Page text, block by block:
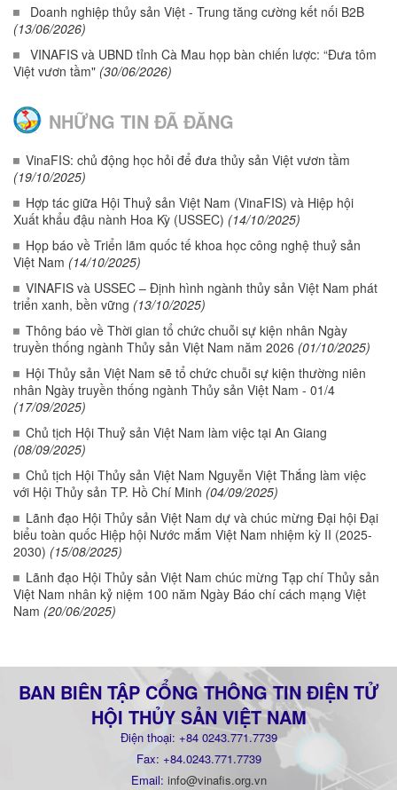
Doanh nghiệp thủy sản Việt - Trung tăng cường kết nối B2B
(13/06/2026)
VINAFIS và UBND tỉnh Cà Mau họp bàn chiến lược: “Đưa tôm
Việt vươn tầm" (30/06/2026)
NHỮNG TIN ĐÃ ĐĂNG
VinaFIS: chủ động học hỏi để đưa thủy sản Việt vươn tầm
(19/10/2025)
Hợp tác giữa Hội Thuỷ sản Việt Nam (VinaFIS) và Hiệp hội
Xuất khẩu đậu nành Hoa Kỳ (USSEC) (14/10/2025)
Họp báo về Triển lãm quốc tế khoa học công nghệ thuỷ sản
Việt Nam (14/10/2025)
VINAFIS và USSEC – Định hình ngành thủy sản Việt Nam phát
triển xanh, bền vững (13/10/2025)
Thông báo về Thời gian tổ chức chuỗi sự kiện nhân Ngày
truyền thống ngành Thủy sản Việt Nam năm 2026 (01/10/2025)
Hội Thủy sản Việt Nam sẽ tổ chức chuỗi sự kiện thường niên
nhân Ngày truyền thống ngành Thủy sản Việt Nam - 01/4
(17/09/2025)
Chủ tịch Hội Thuỷ sản Việt Nam làm việc tại An Giang
(08/09/2025)
Chủ tịch Hội Thủy sản Việt Nam Nguyễn Việt Thắng làm việc
với Hội Thủy sản TP. Hồ Chí Minh (04/09/2025)
Lãnh đạo Hội Thủy sản Việt Nam dự và chúc mừng Đại hội Đại
biểu toàn quốc Hiệp hội Nước mắm Việt Nam nhiệm kỳ II (2025-
2030) (15/08/2025)
Lãnh đạo Hội Thủy sản Việt Nam chúc mừng Tạp chí Thủy sản
Việt Nam nhân kỷ niệm 100 năm Ngày Báo chí cách mạng Việt
Nam (20/06/2025)
BAN BIÊN TẬP CỔNG THÔNG TIN ĐIỆN TỬ
HỘI THỦY SẢN VIỆT NAM
Điện thoại: +84 0243.771.7739
Fax: +84.0243.771.7739
Email: info@vinafis.org.vn